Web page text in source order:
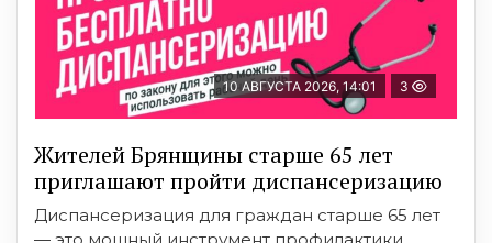
10 АВГУСТА 2026, 14:01 3
Жителей Брянщины старше 65 лет
приглашают пройти диспансеризацию
Диспансеризация для граждан старше 65 лет